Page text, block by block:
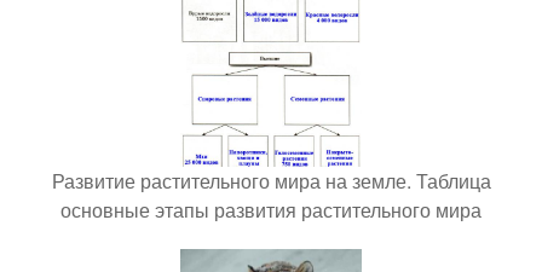
Развитие растительного мира на земле. Таблица
основные этапы развития растительного мира